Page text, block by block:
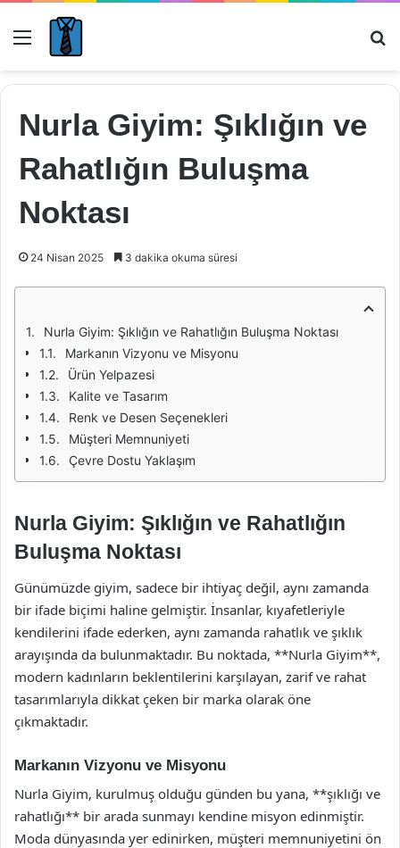
Menü
Nurla Giyim: Şıklığın ve
Rahatlığın Buluşma
Noktası
24 Nisan 2025 3 dakika okuma süresi
Nurla Giyim: Şıklığın ve Rahatlığın Buluşma Noktası
Markanın Vizyonu ve Misyonu
Ürün Yelpazesi
Kalite ve Tasarım
Renk ve Desen Seçenekleri
Müşteri Memnuniyeti
Çevre Dostu Yaklaşım
Nurla Giyim: Şıklığın ve Rahatlığın
Buluşma Noktası
Günümüzde giyim, sadece bir ihtiyaç değil, aynı zamanda
bir ifade biçimi haline gelmiştir. İnsanlar, kıyafetleriyle
kendilerini ifade ederken, aynı zamanda rahatlık ve şıklık
arayışında da bulunmaktadır. Bu noktada, **Nurla Giyim**,
modern kadınların beklentilerini karşılayan, zarif ve rahat
tasarımlarıyla dikkat çeken bir marka olarak öne
çıkmaktadır.
Markanın Vizyonu ve Misyonu
Nurla Giyim, kurulmuş olduğu günden bu yana, **şıklığı ve
rahatlığı** bir arada sunmayı kendine misyon edinmiştir.
Moda dünyasında yer edinirken, müşteri memnuniyetini ön